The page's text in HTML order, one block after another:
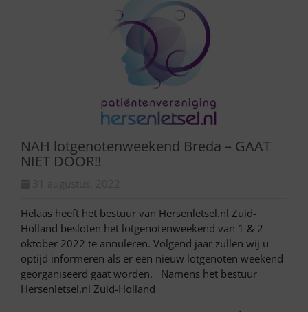
NAH lotgenotenweekend Breda – GAAT
NIET DOOR!!
Helaas heeft het bestuur van Hersenletsel.nl Zuid-
Holland besloten het lotgenotenweekend van 1 & 2
oktober 2022 te annuleren. Volgend jaar zullen wij u
optijd informeren als er een nieuw lotgenoten weekend
georganiseerd gaat worden. Namens het bestuur
Hersenletsel.nl Zuid-Holland